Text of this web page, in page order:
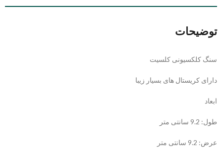
توضیحات
سنگ کلکسیونی کلسیت
دارای کریستال های بسیار زیبا
ابعاد
طول: 9.2 سانتی متر
عرض: 9.2 سانتی متر